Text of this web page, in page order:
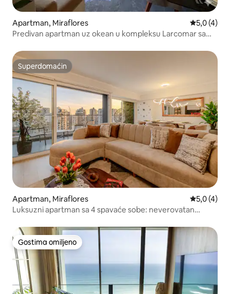
Apartman, Miraflores Prosečna
5,0 (4)
Predivan apartman uz okean u kompleksu Larcomar sa
Superdomaćin
Superdomaćin
Apartman, Miraflores Prosečna
5,0 (4)
Luksuzni apartman sa 4 spavaće sobe: neverovatan
Gostima omiljeno
Gostima omiljeno